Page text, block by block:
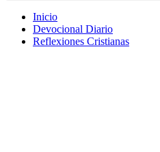
Inicio
Devocional Diario
Reflexiones Cristianas